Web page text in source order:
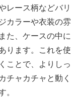
レース柄などバリ
カラーや衣装の雰
た、ケースの中に
ります。これを使
ことで、よりしっ
チャカチャと動く
。